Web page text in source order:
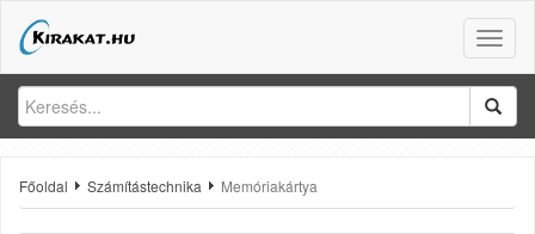
Toggle
Főoldal Számítástechnika Memóriakártya